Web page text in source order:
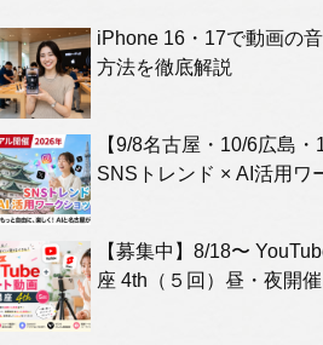
iPhone 16・17で動画の
方法を徹底解説
【9/8名古屋・10/6広島
SNSトレンド × AI活用ワ
【募集中】8/18〜
座 4th（５回）昼・夜開催